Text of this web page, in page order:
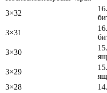
3×32
3×31
3×30
3×29
3×28